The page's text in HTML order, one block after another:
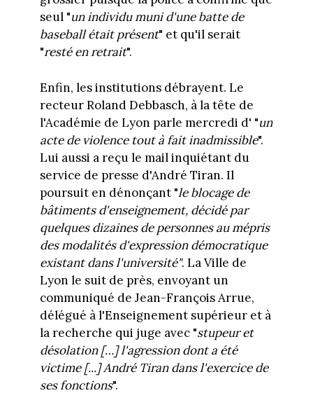
seul "un individu muni d'une batte de
baseball était présent" et qu'il serait
"resté en retrait".
Enfin, les institutions débrayent. Le
recteur Roland Debbasch, à la tête de
l'Académie de Lyon parle mercredi d' "un
acte de violence tout à fait inadmissible".
Lui aussi a reçu le mail inquiétant du
service de presse d'André Tiran. Il
poursuit en dénonçant "le blocage de
bâtiments d'enseignement, décidé par
quelques dizaines de personnes au mépris
des modalités d'expression démocratique
existant dans l'université". La Ville de
Lyon le suit de près, envoyant un
communiqué de Jean-François Arrue,
délégué à l'Enseignement supérieur et à
la recherche qui juge avec "stupeur et
désolation […] l'agression dont a été
victime [...] André Tiran dans l'exercice de
ses fonctions".